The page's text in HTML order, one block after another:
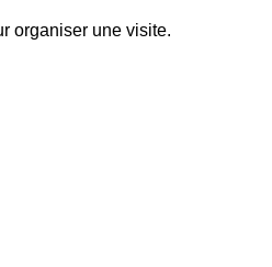
organiser une visite.